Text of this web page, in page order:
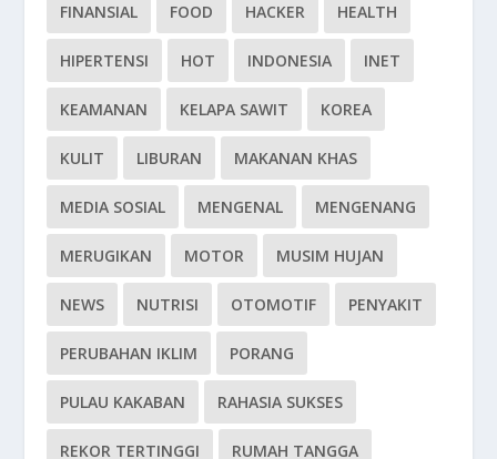
FINANSIAL FOOD HACKER HEALTH
HIPERTENSI HOT INDONESIA INET
KEAMANAN KELAPA SAWIT KOREA
KULIT LIBURAN MAKANAN KHAS
MEDIA SOSIAL MENGENAL MENGENANG
MERUGIKAN MOTOR MUSIM HUJAN
NEWS NUTRISI OTOMOTIF PENYAKIT
PERUBAHAN IKLIM PORANG
PULAU KAKABAN RAHASIA SUKSES
REKOR TERTINGGI RUMAH TANGGA